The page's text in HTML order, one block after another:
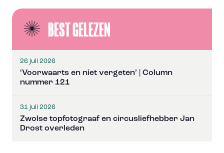
BEST GELEZEN
26 juli 2026
‘Voorwaarts en niet vergeten’ | Column
nummer 121
31 juli 2026
Zwolse topfotograaf en circusliefhebber Jan
Drost overleden